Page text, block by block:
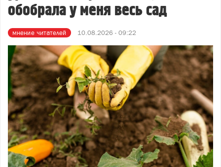
обобрала у меня весь сад
мнение читателей 10.08.2026 - 09:22